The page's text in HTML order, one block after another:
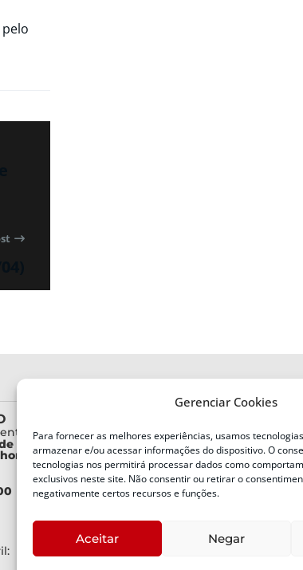
Gerenciar Cookies
Para fornecer as melhores experiências, usamos
armazenar e/ou acessar informações do dispositivo. O
tecnologias nos permitirá processar dados como
exclusivos neste site. Não consentir ou retirar o
negativamente certos recursos e funções.
Aceitar Negar
Segunda a
diariamente
Defesa Civil do Estado de
Catarina
Av. Ivo Silveira, nº 2320
Bairro:
Capoeiras, Florianópolis, SC
88085-001